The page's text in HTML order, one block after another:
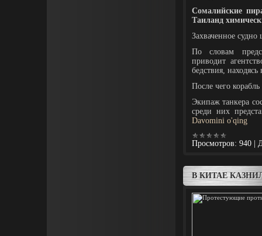
Сомалийские
Таиланд
Захваченное
По словам
приводит
бедствия,
После чего
Экипаж танкера
среди них
Davomini o'qing
Просмотров: 940
В КИТАЕ